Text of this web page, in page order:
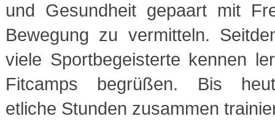
und Gesundheit gepaart mit
Bewegung zu vermitteln.
viele Sportbegeisterte kennen
Fitcamps begrüßen. Bis
etliche Stunden zusammen